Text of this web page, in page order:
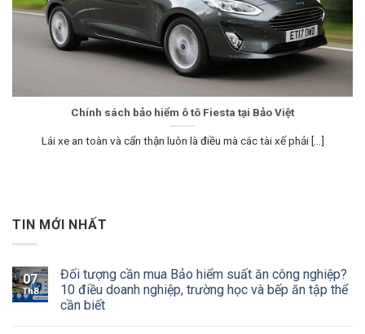
Chính sách bảo hiểm ô tô Fiesta tại Bảo Việt
Lái xe an toàn và cẩn thận luôn là điều mà các tài xế phải [...]
TIN MỚI NHẤT
07
Th8
Đối tượng cần mua Bảo hiểm suất ăn công nghiệp?
10 điều doanh nghiệp, trường học và bếp ăn tập thể
cần biết